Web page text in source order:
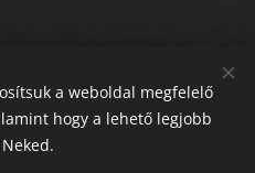
a weboldal megfelelő
hogy a lehető legjobb